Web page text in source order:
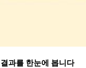
과를 한눈에 봅니다